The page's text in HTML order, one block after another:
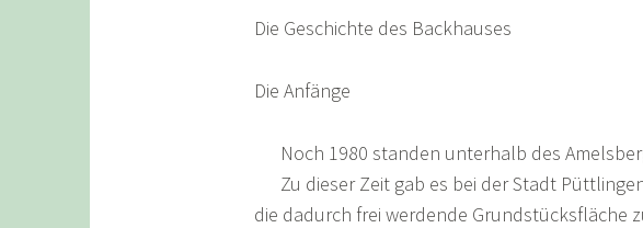
Die Geschichte des Backhauses
Die Anfänge
Noch 1980 standen unterhalb des
Zu dieser Zeit gab es bei der Stadt
die dadurch frei werdende Grundstücksfläche